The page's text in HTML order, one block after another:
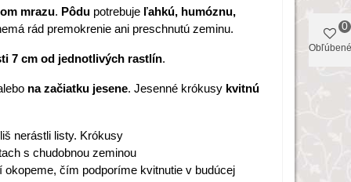
mrazu. Pôdu potrebuje ľahkú, humóznu,
rád premokrenie ani preschnutú zeminu.
7 cm od jednotlivých rastlín.
na začiatku jesene. Jesenné krókusy kvitnú
nerástli listy. Krókusy
s chudobnou zeminou
okopeme, čím podporíme kvitnutie v budúcej
Obľúbené
0